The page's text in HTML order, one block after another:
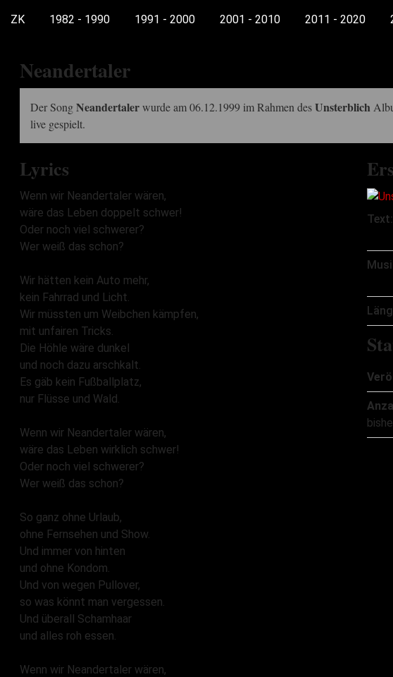
ZK 1982 - 1990 1991 - 2000 2001 - 2010 2011 - 2020
Neandertaler
Der SongNeandertalerwurde am 06.12.1999 im Rahmen desUnsterblich
live gespielt.
Lyrics
Wenn wir Neandertaler wären,
wäre das Leben doppelt schwer!
Oder noch viel schwerer?
Wer weiß das schon?
Wir hätten kein Auto mehr,
kein Fahrrad und Licht.
Wir müssten um Weibchen kämpfen,
mit unfairen Tricks.
Die Höhle wäre dunkel
und noch dazu arschkalt.
Es gäb kein Fußballplatz,
nur Flüsse und Wald.
Wenn wir Neandertaler wären,
wäre das Leben wirklich schwer!
Oder noch viel schwerer?
Wer weiß das schon?
So ganz ohne Urlaub,
ohne Fernsehen und Show.
Und immer von hinten
und ohne Kondom.
Und von wegen Pullover,
so was könnt man vergessen.
Und überall Schamhaar
und alles roh essen.
Wenn wir Neandertaler wären,
Text: